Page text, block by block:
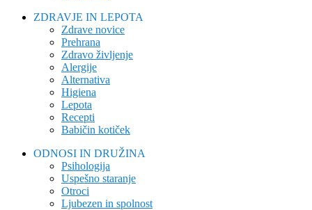
ZDRAVJE IN LEPOTA
Zdrave novice
Prehrana
Zdravo življenje
Alergije
Alternativa
Higiena
Lepota
Recepti
Babičin kotiček
ODNOSI IN DRUŽINA
Psihologija
Uspešno staranje
Otroci
Ljubezen in spolnost